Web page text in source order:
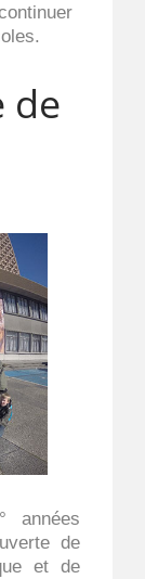
de
années
de
et de